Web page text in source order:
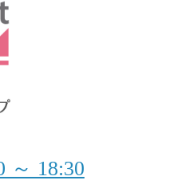
～ 18:30